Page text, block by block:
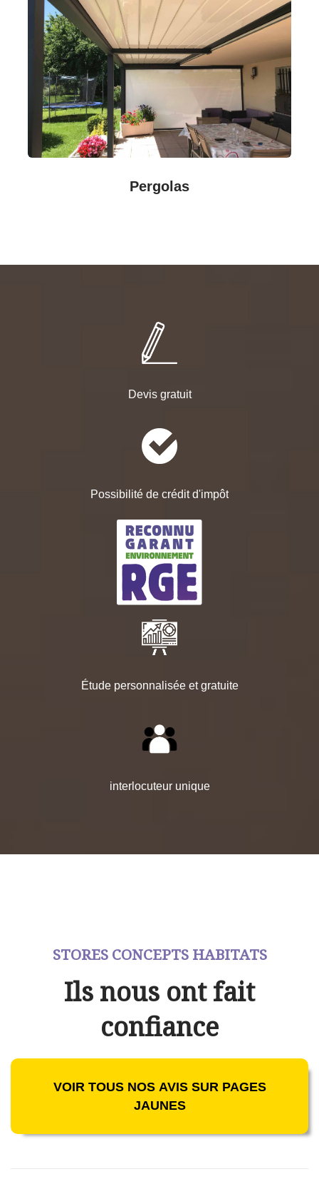
Pergolas
Devis gratuit
Possibilité de crédit d'impôt
Étude personnalisée et gratuite
interlocuteur unique
STORES CONCEPTS HABITATS
Ils nous ont fait
confiance
VOIR TOUS NOS AVIS SUR PAGES
JAUNES